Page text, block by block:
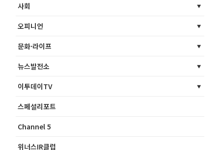
사회
오피니언
문화·라이프
뉴스발전소
이투데이TV
스페셜리포트
Channel 5
위너스IR클럽